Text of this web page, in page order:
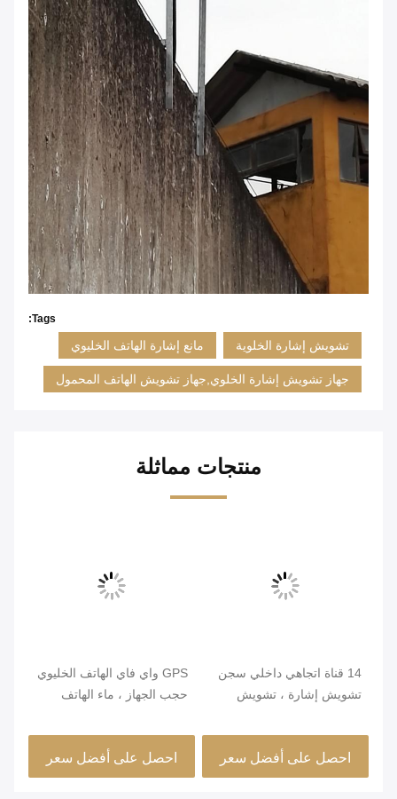
Tags:
تشويش إشارة الخلوية مانع إشارة الهاتف الخليوي
جهاز تشويش إشارة الخلوي,جهاز تشويش الهاتف المحمول
منتجات مماثلة
GPS واي فاي الهاتف الخليوي
حجب الجهاز ، ماء الهاتف
قناة واحدة
احصل على أفضل سعر
8 نطاقات إشارة الهاتف
الخليوي التشويش متوسط ​​
التشويش
احصل على أفضل سعر